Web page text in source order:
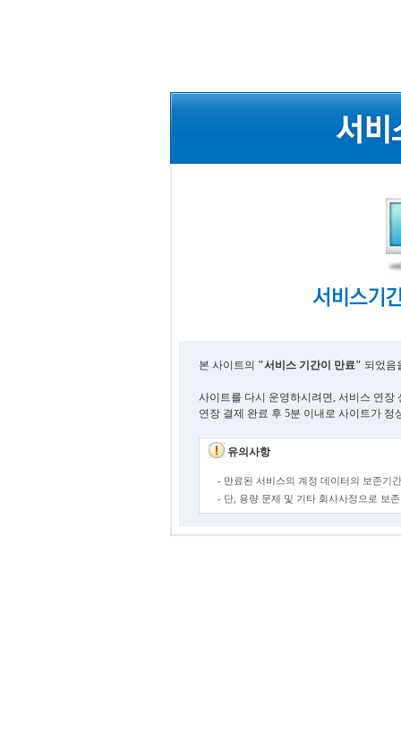
본 사이트의 "서비스 기간이 만료" 되었음
사이트를 다시 운영하시려면, 서비스 연장
연장 결제 완료 후 5분 이내로 사이트가 정
유의사항
- 만료된 서비스의 계정 데이터의 보존기
- 단, 용량 문제 및 기타 회사사정으로 보